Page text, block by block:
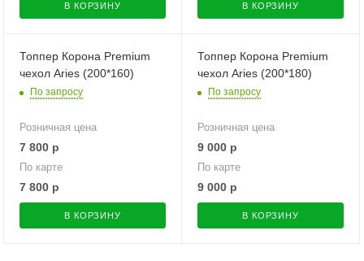
В КОРЗИНУ В КОРЗИНУ
Топпер Корона Premium
чехол Aries (200*160)
По запросу
Розничная цена
7 800 р
По карте
7 800 р
В КОРЗИНУ
Топпер Корона Premium
чехол Aries (200*180)
По запросу
Розничная цена
9 000 р
По карте
9 000 р
В КОРЗИНУ